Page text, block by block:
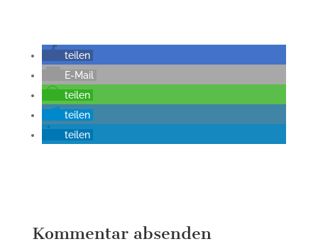
teilen
E-Mail
teilen
teilen
teilen
Kommentar absenden